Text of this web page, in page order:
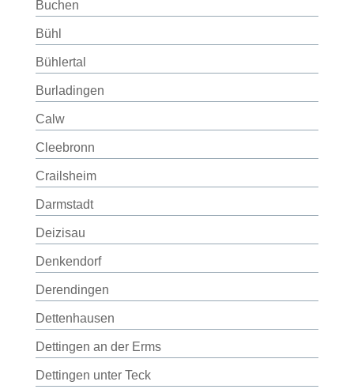
Buchen
Bühl
Bühlertal
Burladingen
Calw
Cleebronn
Crailsheim
Darmstadt
Deizisau
Denkendorf
Derendingen
Dettenhausen
Dettingen an der Erms
Dettingen unter Teck